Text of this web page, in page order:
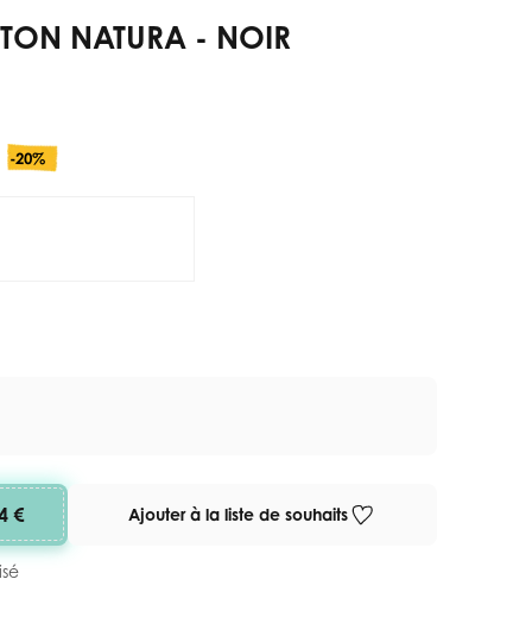
NATURA - NOIR
-20%
€ Ajouter à la liste de souhaits